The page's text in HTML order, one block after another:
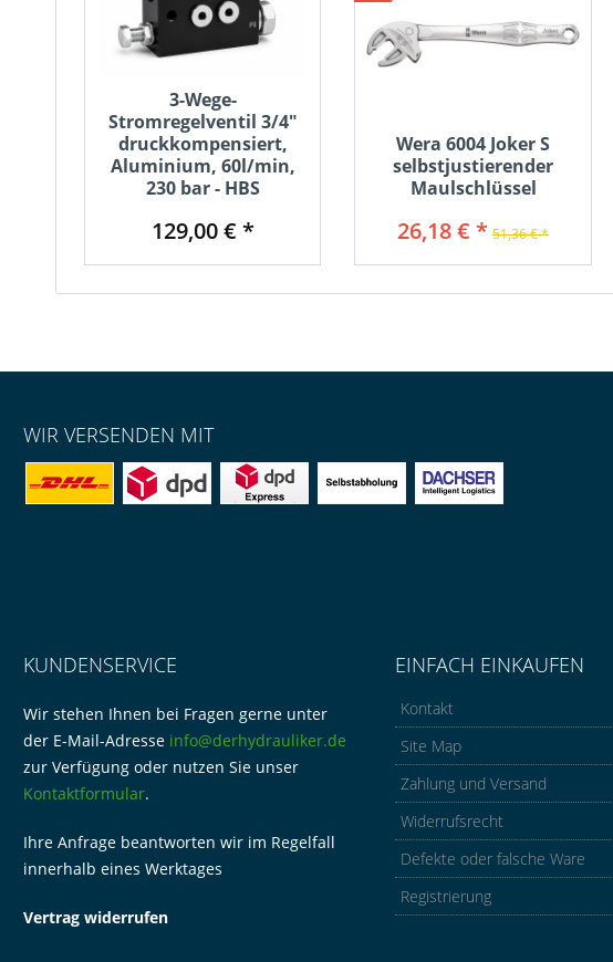
3-Wege-
Stromregelventil 3/4"
druckkompensiert,
Aluminium, 60l/min,
230 bar - HBS
129,00 € *
Wera 6004 Joker S
selbstjustierender
Maulschlüssel
26,18 € * 51,36 € *
WIR VERSENDEN MIT
KUNDENSERVICE
Wir stehen Ihnen bei Fragen gerne unter
der E-Mail-Adresse info@derhydrauliker.de
zur Verfügung oder nutzen Sie unser
Kontaktformular.
Ihre Anfrage beantworten wir im Regelfall
innerhalb eines Werktages
Vertrag widerrufen
EINFACH EINKAUFEN
Kontakt
Site Map
Zahlung und Versand
Widerrufsrecht
Defekte oder falsche Ware
Registrierung